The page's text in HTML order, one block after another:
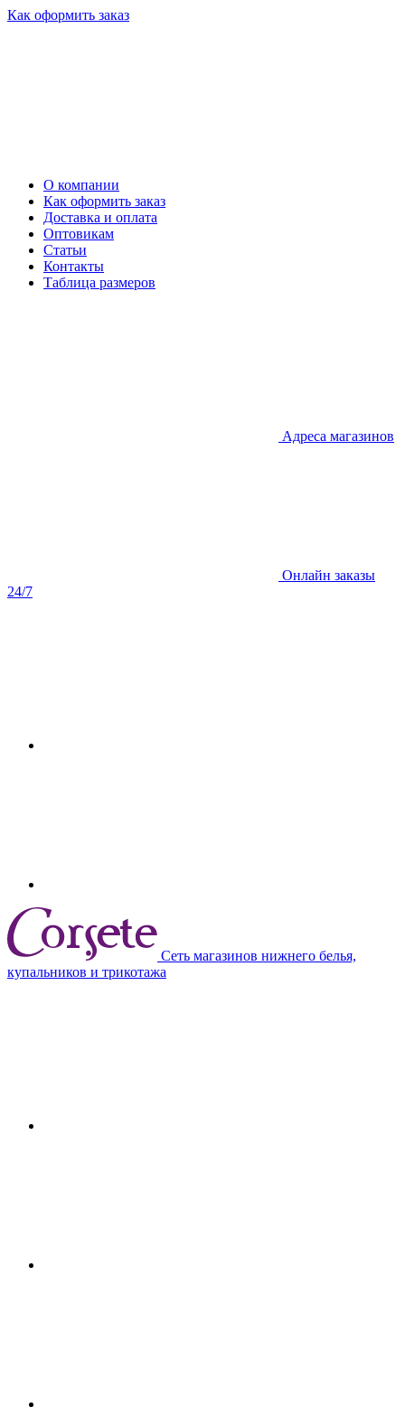
Как оформить заказ
О компании
Как оформить заказ
Доставка и оплата
Оптовикам
Статьи
Контакты
Таблица размеров
Адреса магазинов
Онлайн заказы
24/7
Сеть магазинов нижнего белья,
купальников и трикотажа